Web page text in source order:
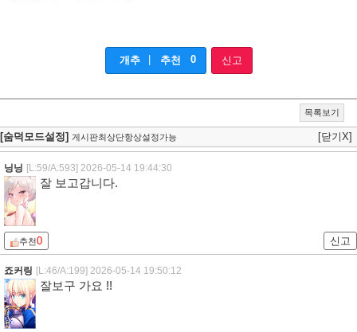
개추 추천 0 신고
목록보기
[숨덕모드설정] 게시판최상단항상설정가능 [닫기X]
닝닝 [L:59/A:593] 2026-05-14 19:44:30
잘 보고갑니다.
추천0 신고
죠커링 [L:46/A:199] 2026-05-14 19:50:12
잘보구 가요 !!